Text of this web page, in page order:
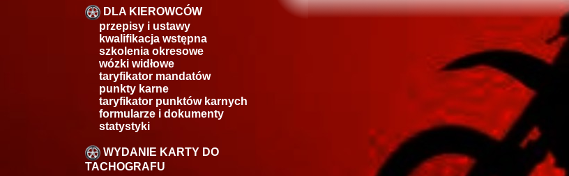
DLA KIEROWCÓW
przepisy i ustawy
kwalifikacja wstępna
szkolenia okresowe
wózki widłowe
taryfikator mandatów
punkty karne
taryfikator punktów karnych
formularze i dokumenty
statystyki
WYDANIE KARTY DO
TACHOGRAFU